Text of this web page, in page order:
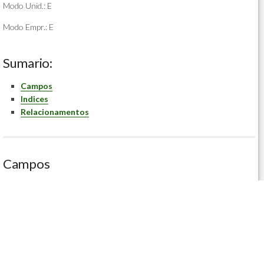
Modo Unid.: E
Modo Empr.: E
Sumario:
Campos
Indices
Relacionamentos
Campos